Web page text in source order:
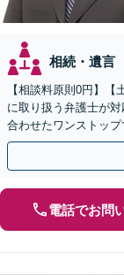
相続・遺言
【相談料原則0円】
に取り扱う弁護士が
合わせたワンストップ
電話でお問